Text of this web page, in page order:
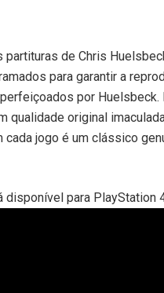
partituras de Chris
para garantir a
por
qualidade original
cada jogo é um clássico
disponível para PlayStation